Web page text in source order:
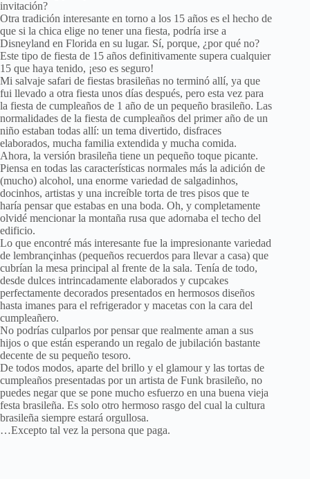
invitación?
Otra tradición interesante en torno a los 15 años es el hecho de
que si la chica elige no tener una fiesta, podría irse a
Disneyland en Florida en su lugar. Sí, porque, ¿por qué no?
Este tipo de fiesta de 15 años definitivamente supera cualquier
15 que haya tenido, ¡eso es seguro!
Mi salvaje safari de fiestas brasileñas no terminó allí, ya que
fui llevado a otra fiesta unos días después, pero esta vez para
la fiesta de cumpleaños de 1 año de un pequeño brasileño. Las
normalidades de la fiesta de cumpleaños del primer año de un
niño estaban todas allí: un tema divertido, disfraces
elaborados, mucha familia extendida y mucha comida.
Ahora, la versión brasileña tiene un pequeño toque picante.
Piensa en todas las características normales más la adición de
(mucho) alcohol, una enorme variedad de salgadinhos,
docinhos, artistas y una increíble torta de tres pisos que te
haría pensar que estabas en una boda. Oh, y completamente
olvidé mencionar la montaña rusa que adornaba el techo del
edificio.
Lo que encontré más interesante fue la impresionante variedad
de lembrançinhas (pequeños recuerdos para llevar a casa) que
cubrían la mesa principal al frente de la sala. Tenía de todo,
desde dulces intrincadamente elaborados y cupcakes
perfectamente decorados presentados en hermosos diseños
hasta imanes para el refrigerador y macetas con la cara del
cumpleañero.
No podrías culparlos por pensar que realmente aman a sus
hijos o que están esperando un regalo de jubilación bastante
decente de su pequeño tesoro.
De todos modos, aparte del brillo y el glamour y las tortas de
cumpleaños presentadas por un artista de Funk brasileño, no
puedes negar que se pone mucho esfuerzo en una buena vieja
festa brasileña. Es solo otro hermoso rasgo del cual la cultura
brasileña siempre estará orgullosa.
…Excepto tal vez la persona que paga.